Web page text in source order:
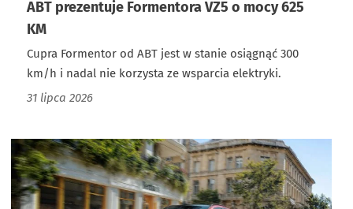
ABT prezentuje Formentora VZ5 o mocy 625
KM
Cupra Formentor od ABT jest w stanie osiągnąć 300
km/h i nadal nie korzysta ze wsparcia elektryki.
31 lipca 2026